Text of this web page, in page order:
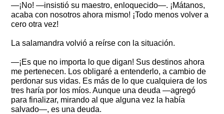
—¡No! —insistió su maestro, enloquecido—. ¡Mátanos,
acaba con nosotros ahora mismo! ¡Todo menos volver a
cero otra vez!
La salamandra volvió a reírse con la situación.
—¡Es que no importa lo que digan! Sus destinos ahora
me pertenecen. Los obligaré a entenderlo, a cambio de
perdonar sus vidas. Es más de lo que cualquiera de los
tres haría por los míos. Aunque una deuda —agregó
para finalizar, mirando al que alguna vez la había
salvado—, es una deuda.